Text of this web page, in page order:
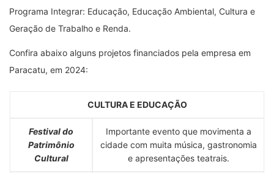
Programa Integrar: Educação, Educação Ambiental, Cultura e
Geração de Trabalho e Renda.
Confira abaixo alguns projetos financiados pela empresa em
Paracatu, em 2024:
CULTURA E EDUCAÇÃO
Festival do
Patrimônio
Cultural
Importante evento que movimenta a
cidade com muita música, gastronomia
e apresentações teatrais.